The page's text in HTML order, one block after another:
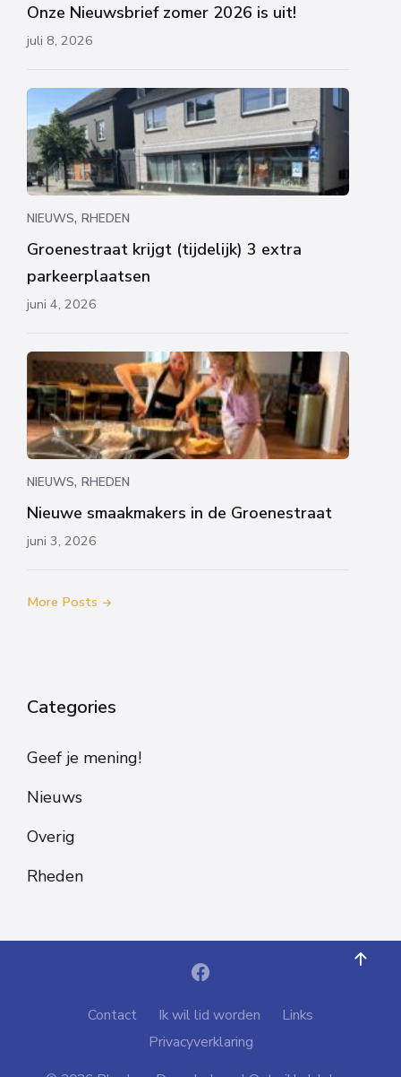
Onze Nieuwsbrief zomer 2026 is uit!
juli 8, 2026
NIEUWS, RHEDEN
Groenestraat krijgt (tijdelijk) 3 extra
parkeerplaatsen
juni 4, 2026
NIEUWS, RHEDEN
Nieuwe smaakmakers in de Groenestraat
juni 3, 2026
More Posts
Categories
Geef je mening!
Nieuws
Overig
Rheden
Contact Ik wil lid worden
Links
Privacyverklaring